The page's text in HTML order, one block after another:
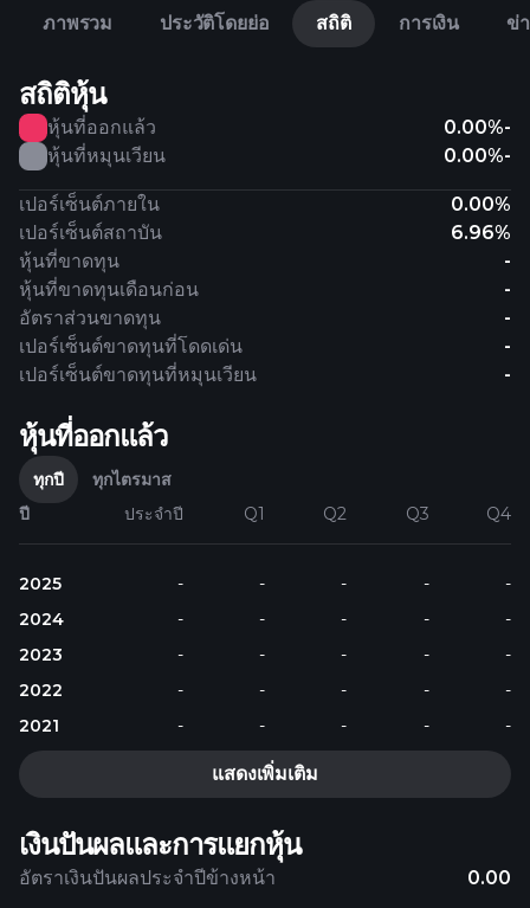
ภาพรวม ประวัติโดยย่อ สถิติ การเงิน ข่
สถิติหุ้น
หุ้นที่ออกแล้ว 0.00%-
หุ้นที่หมุนเวียน
0.00%-
เปอร์เซ็นต์ภายใน
0.00%
เปอร์เซ็นต์สถาบัน
6.96%
หุ้นที่ขาดทุน
-
หุ้นที่ขาดทุนเดือนก่อน
-
อัตราส่วนขาดทุน
-
เปอร์เซ็นต์ขาดทุนที่โดดเด่น
-
เปอร์เซ็นต์ขาดทุนที่หมุนเวียน
-
หุ้นที่ออกแล้ว
ทุกปี
ทุกไตรมาส
ปี
ประจำปี Q1 Q2 Q3 Q4
2025 - - - -
-
2024
- - - -
-
2023
- - - -
-
2022
- - - -
-
2021
- - - - -
แสดงเพิ่มเติม
เงินปันผลและการแยกหุ้น
อัตราเงินปันผลประจำปีข้างหน้า 0.00